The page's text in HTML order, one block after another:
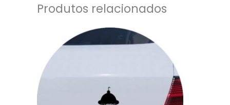
Produtos relacionados